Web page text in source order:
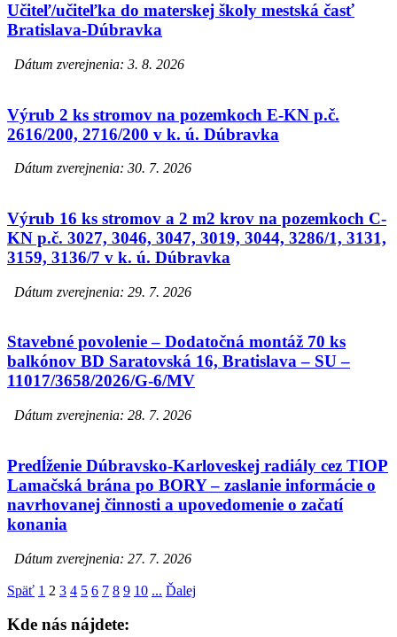
Učiteľ/učiteľka do materskej školy mestská časť
Bratislava-Dúbravka
Dátum zverejnenia: 3. 8. 2026
Výrub 2 ks stromov na pozemkoch E-KN p.č.
2616/200, 2716/200 v k. ú. Dúbravka
Dátum zverejnenia: 30. 7. 2026
Výrub 16 ks stromov a 2 m2 krov na pozemkoch C-
KN p.č. 3027, 3046, 3047, 3019, 3044, 3286/1, 3131,
3159, 3136/7 v k. ú. Dúbravka
Dátum zverejnenia: 29. 7. 2026
Stavebné povolenie – Dodatočná montáž 70 ks
balkónov BD Saratovská 16, Bratislava – SU –
11017/3658/2026/G-6/MV
Dátum zverejnenia: 28. 7. 2026
Predĺženie Dúbravsko-Karloveskej radiály cez TIOP
Lamačská brána po BORY – zaslanie informácie o
navrhovanej činnosti a upovedomenie o začatí
konania
Dátum zverejnenia: 27. 7. 2026
Späť 1 2 3 4 5 6 7 8 9 10 ... Ďalej
Kde nás nájdete: